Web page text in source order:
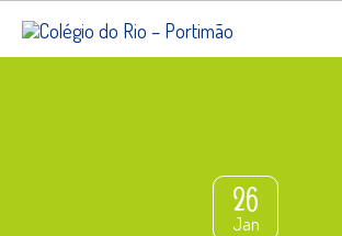
26
Jan